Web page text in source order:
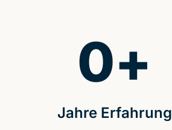
Jahre Erfahrung
0+